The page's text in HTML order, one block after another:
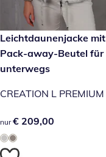
€ 209,00
Leichtdaunenjacke mit
Pack-away-Beutel für
unterwegs
CREATION L PREMIUM
€ 209,00
nur € 209,00